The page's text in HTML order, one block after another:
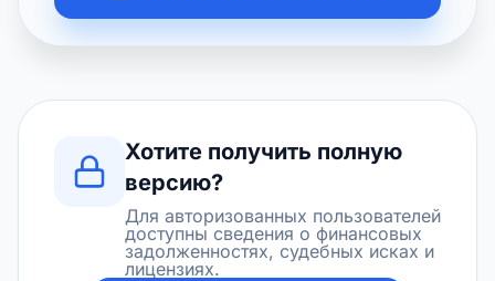
Хотите получить полную
версию?
Для авторизованных пользователей
доступны сведения о финансовых
задолженностях, судебных исках и
лицензиях.